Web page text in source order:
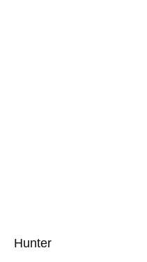
Hunter